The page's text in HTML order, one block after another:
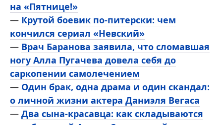
на «Пятнице!»
— Крутой боевик по-питерски: чем
кончился сериал «Невский»
— Врач Баранова заявила, что сломавшая
ногу Алла Пугачева довела себя до
саркопении самолечением
— Один брак, одна драма и один скандал:
о личной жизни актера Даниэля Вегаса
— Два сына-красавца: как складываются